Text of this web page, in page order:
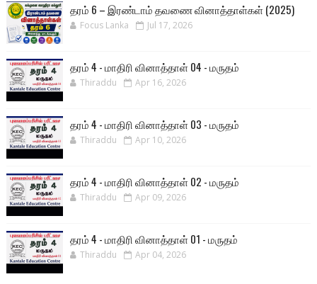
தரம் 6 – இரண்டாம் தவணை வினாத்தாள்கள் (2025)
Focus Lanka Jul 17, 2026
தரம் 4 - மாதிரி வினாத்தாள் 04 - மருதம்
Thiraddu Apr 16, 2026
தரம் 4 - மாதிரி வினாத்தாள் 03 - மருதம்
Thiraddu Apr 10, 2026
தரம் 4 - மாதிரி வினாத்தாள் 02 - மருதம்
Thiraddu Apr 09, 2026
தரம் 4 - மாதிரி வினாத்தாள் 01 - மருதம்
Thiraddu Apr 04, 2026